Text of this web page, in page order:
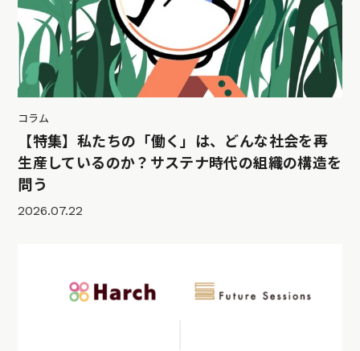
コラム
【特集】私たちの「働く」は、どんな社会を再
生産しているのか？サステナ時代の組織の構造を
問う
2026.07.22